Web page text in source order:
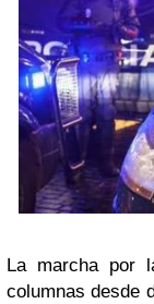
La marcha por
columnas desde